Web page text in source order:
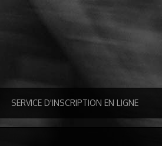
SERVICE D'INSCRIPTION EN LIGNE